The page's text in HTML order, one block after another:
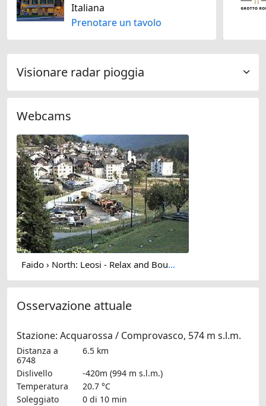
Italiana
Prenotare un tavolo
Visionare radar pioggia
Webcams
Faido › North: Leosi - Relax and Boulder Friendly Chalet - Chiesa di Sant'Ambrogio (Chironico)
Osservazione attuale
Stazione: Acquarossa / Comprovasco, 574 m s.l.m.
Distanza a
6748
6.5 km
Dislivello
-420m (994 m s.l.m.)
Temperatura
20.7 °C
Soleggiato
0 di 10 min